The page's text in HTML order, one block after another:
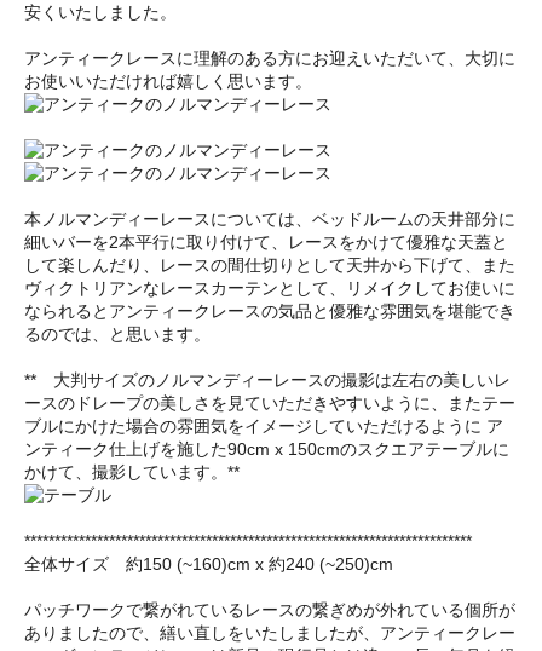
安くいたしました。
アンティークレースに理解のある方にお迎えいただいて、大切に
お使いいただければ嬉しく思います。
本ノルマンディーレースについては、ベッドルームの天井部分に
細いバーを2本平行に取り付けて、レースをかけて優雅な天蓋と
して楽しんだり、レースの間仕切りとして天井から下げて、また
ヴィクトリアンなレースカーテンとして、リメイクしてお使いに
なられるとアンティークレースの気品と優雅な雰囲気を堪能でき
るのでは、と思います。
** 大判サイズのノルマンディーレースの撮影は左右の美しいレ
ースのドレープの美しさを見ていただきやすいように、またテー
ブルにかけた場合の雰囲気をイメージしていただけるように ア
ンティーク仕上げを施した90cm x 150cmのスクエアテーブルに
かけて、撮影しています。**
**************************************************************************
全体サイズ 約150 (~160)cm x 約240 (~250)cm
パッチワークで繋がれているレースの繋ぎめが外れている個所が
ありましたので、繕い直しをいたしましたが、アンティークレー